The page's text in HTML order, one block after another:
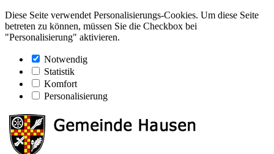
Diese Seite verwendet Personalisierungs-Cookies. Um diese Seite
betreten zu können, müssen Sie die Checkbox bei
"Personalisierung" aktivieren.
Notwendig
Statistik
Komfort
Personalisierung